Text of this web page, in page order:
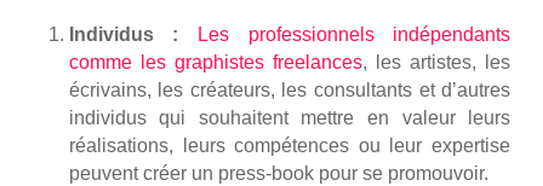
Individus :
Les professionnels indépendants
comme les graphistes freelances, les artistes, les
écrivains, les créateurs, les consultants et d’autres
individus qui souhaitent mettre en valeur leurs
réalisations, leurs compétences ou leur expertise
peuvent créer un press-book pour se promouvoir.